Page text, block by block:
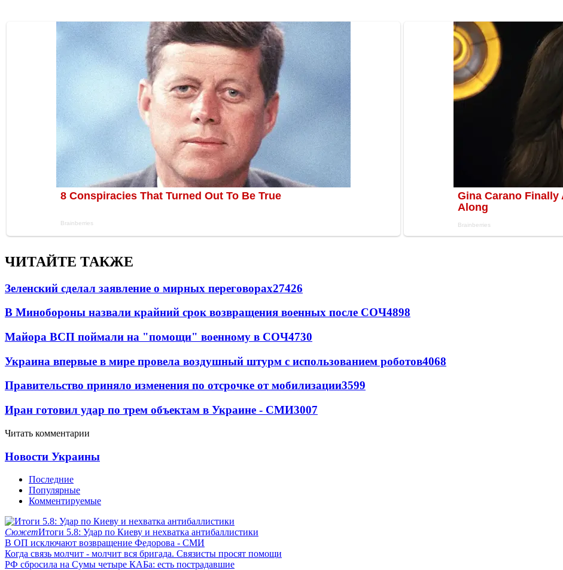
ЧИТАЙТЕ ТАКЖЕ
Зеленский сделал заявление о мирных переговорах27426
В Минобороны назвали крайний срок возвращения военных после СОЧ4898
Майора ВСП поймали на "помощи" военному в СОЧ4730
Украина впервые в мире провела воздушный штурм с использованием роботов4068
Правительство приняло изменения по отсрочке от мобилизации3599
Иран готовил удар по трем объектам в Украине - СМИ3007
Читать комментарии
Новости Украины
Последние
Популярные
Комментируемые
СюжетИтоги 5.8: Удар по Киеву и нехватка антибаллистики
В ОП исключают возвращение Федорова - СМИ
Когда связь молчит - молчит вся бригада. Связисты просят помощи
РФ сбросила на Сумы четыре КАБа: есть пострадавшие